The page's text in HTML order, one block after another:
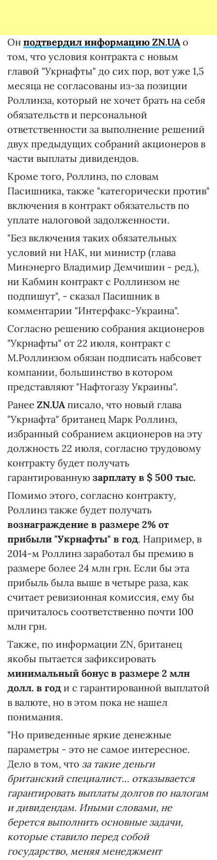
Он подтвердил информацию ZN.UAо
том, что условия контракта с новым
главой "Укрнафты" до сих пор, вот уже 1,5
месяца не согласованы из-за позиции
Роллинза, который не хочет брать на себя
обязательств и персональной
ответственности за выполнение решений
двух предыдущих собраний акционеров в
части выплаты дивидендов.
Кроме того, Роллинз, по словам
Пасишника, также "категорически против"
включения в контракт обязательств по
уплате налоговой задолженности.
"Без включения таких обязательных
условий ни НАК, ни министр (глава
Минэнерго Владимир Демчишин - ред.),
ни Кабмин контракт с Роллинзом не
подпишут", - сказал Пасишник в
комментарии "Интерфакс-Украина".
Согласно решению собрания акционеров
"Укрнафты" от 22 июля, контракт с
М.Роллинзом обязан подписать набсовет
компании, большинство в котором
представляют "Нафтогазу Украины".
Ранее ZN.UAписало, что новый глава
"Укрнафта" британец Марк Роллинз,
избранный собранием акционеров на эту
должность 22 июля, согласно трудовому
контракту будет получать
гарантированную зарплату в $ 500 тыс.
Помимо этого, согласно контракту,
Роллинз также будет получать
вознаграждение в размере 2% от
прибыли "Укрнафты" в год. Например, в
2014-м Роллинз заработал бы премию в
размере более 24 млн грн. Если бы эта
прибыль была выше в четыре раза, как
считает ревизионная комиссия, ему бы
причиталось соответственно почти 100
млн грн.
Также, по информации ZN, британец
якобы пытается зафиксировать
минимальный бонус в размере 2 млн
долл. в год и с гарантированной выплатой
в валюте, но в этом пока не нашел
понимания.
"Но приведенные яркие денежные
параметры - это не самое интересное.
Дело в том, что за такие деньги
британский специалист… отказывается
гарантировать выплаты долгов по налогам
и дивидендам. Иными словами, не
берется выполнить основные задачи,
которые ставило перед собой
государство, меняя менеджмент